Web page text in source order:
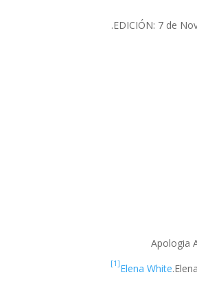
EDICIÓN: 7 de
Apologia
.
[1]Elena White